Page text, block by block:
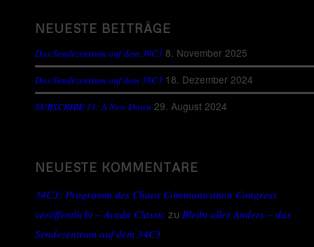
NEUESTE BEITRÄGE
Das Sendezentrum auf dem 39C3 8. November 2025
Das Sendezentrum auf dem 38C3 18. Dezember 2024
SUBSCRIBE 11: A New Dawn 29. August 2024
NEUESTE KOMMENTARE
34C3: Programm des Chaos Communication Congress
veröffentlicht – Avada Classic zu Bleibt alles Anders – das
Sendezentrum auf dem 34C3